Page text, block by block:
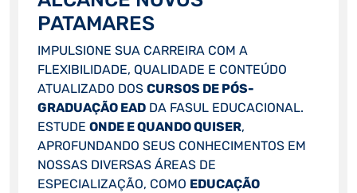
PATAMARES
IMPULSIONE SUA CARREIRA COM A
FLEXIBILIDADE, QUALIDADE E CONTEÚDO
ATUALIZADO DOS CURSOS DE PÓS-
GRADUAÇÃO EADDA FASUL EDUCACIONAL.
ESTUDE ONDE E QUANDO QUISER,
APROFUNDANDO SEUS CONHECIMENTOS EM
NOSSAS DIVERSAS ÁREAS DE
ESPECIALIZAÇÃO, COMO EDUCAÇÃO